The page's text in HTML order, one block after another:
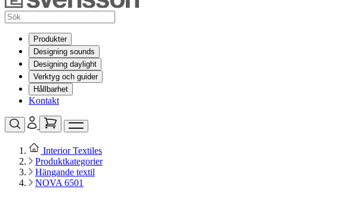
Produkter
Designing sounds
Designing daylight
Verktyg och guider
Hållbarhet
Kontakt
Interior Textiles
Produktkategorier
Hängande textil
NOVA 6501